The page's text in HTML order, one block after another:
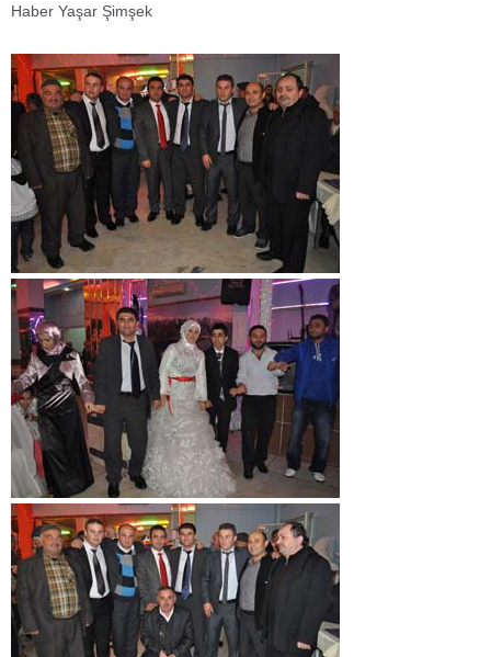
Haber Yaşar Şimşek